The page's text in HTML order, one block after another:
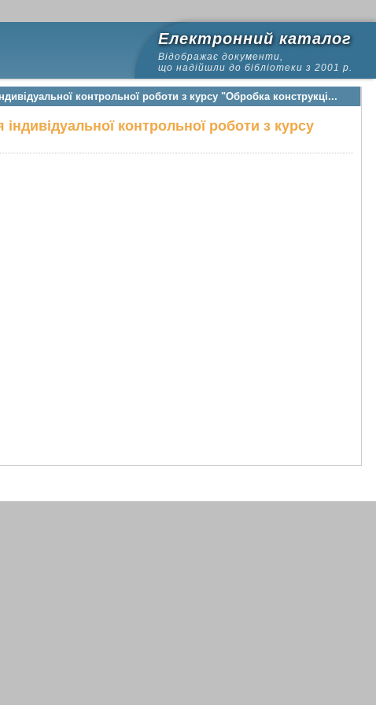
Електронний каталог
Відображає документи,
що надійшли до бібліотеки з 2001 р.
контрольної роботи з курсу "Обробка конструкці...
контрольної роботи з курсу